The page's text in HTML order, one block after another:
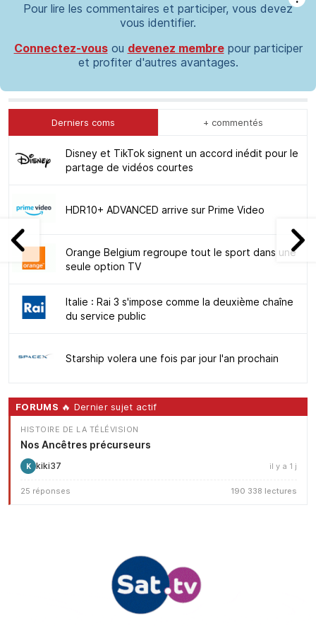
Pour lire les commentaires et participer, vous devez
vous identifier.
Connectez-vousou devenez membrepour participer
et profiter d'autres avantages.
Derniers coms + commentés
Disney et TikTok signent un accord inédit pour le
partage de vidéos courtes
HDR10+ ADVANCED arrive sur Prime Video
Orange Belgium regroupe tout le sport dans une
seule option TV
Italie : Rai 3 s'impose comme la deuxième chaîne
du service public
Starship volera une fois par jour l'an prochain
FORUMS 🔥 Dernier sujet actif
HISTOIRE DE LA TÉLÉVISION
Nos Ancêtres précurseurs
K kiki37 il y a 1 j
25 réponses 190 338 lectures